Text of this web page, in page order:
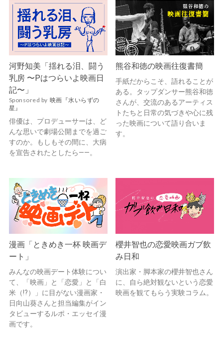
河野知美「揺れる泪、闘う
乳房 〜Pはつらいよ映画日
記〜」
Sponsored by 映画『水いらずの
星』
俳優は、プロデューサーは、ど
んな思いで劇場公開までを過ご
すのか。もしもその間に、大病
を宣告されたとしたら——。
熊谷和徳の映画往復書簡
手紙だからこそ、語れることが
ある。タップダンサー熊谷和徳
さんが、交流のあるアーティス
トたちと日常の気づきや心に残
った映画について語り合いま
す。
漫画「ときめき一杯 映画デ
ート」
みんなの映画デート体験につい
て、「映画」と「恋愛」と「白
米（!?）」に目がない漫画家・
日向山葵さんと担当編集がイン
タビューするルポ・エッセイ漫
画です。
櫻井智也の恋愛映画ガブ飲
み日和
演出家・脚本家の櫻井智也さん
に、自ら絶対観ないという恋愛
映画を観てもらう実験コラム。